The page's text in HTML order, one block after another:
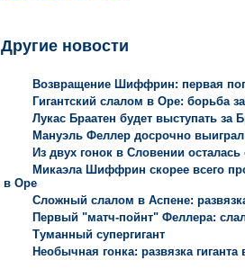
Другие новости
Возвращение Шиффрин: первая
Гигантский слалом в Оре: борьба
Лукас Браатен будет выступать за
Мануэль Феллер досрочно
Из двух гонок в Словении осталась
Микаэла Шиффрин скорее всего
в Оре
Сложный слалом в Аспене:
Первый "матч-пойнт" Феллера:
Туманный супергигант
Необычная гонка: развязка гиганта